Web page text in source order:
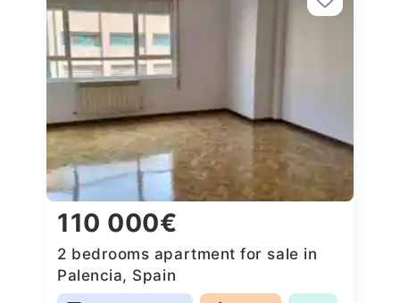
110 000€
2 bedrooms apartment for sale in
Palencia, Spain